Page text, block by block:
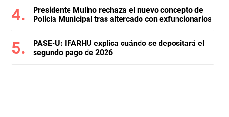
Presidente Mulino rechaza el nuevo concepto de
Policía Municipal tras altercado con exfuncionarios
PASE-U: IFARHU explica cuándo se depositará el
segundo pago de 2026